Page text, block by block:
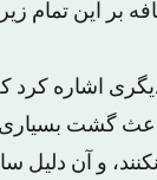
بر این تمام
اشاره کرد
گشت بسیاری
و آن دلیل